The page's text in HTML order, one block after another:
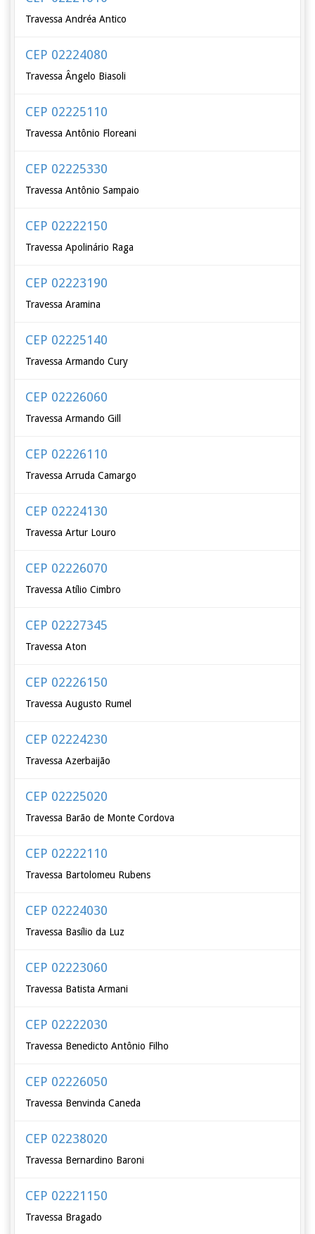
Travessa Andréa Antico
CEP 02224080
Travessa Ângelo Biasoli
CEP 02225110
Travessa Antônio Floreani
CEP 02225330
Travessa Antônio Sampaio
CEP 02222150
Travessa Apolinário Raga
CEP 02223190
Travessa Aramina
CEP 02225140
Travessa Armando Cury
CEP 02226060
Travessa Armando Gill
CEP 02226110
Travessa Arruda Camargo
CEP 02224130
Travessa Artur Louro
CEP 02226070
Travessa Atílio Cimbro
CEP 02227345
Travessa Aton
CEP 02226150
Travessa Augusto Rumel
CEP 02224230
Travessa Azerbaijão
CEP 02225020
Travessa Barão de Monte Cordova
CEP 02222110
Travessa Bartolomeu Rubens
CEP 02224030
Travessa Basílio da Luz
CEP 02223060
Travessa Batista Armani
CEP 02222030
Travessa Benedicto Antônio Filho
CEP 02226050
Travessa Benvinda Caneda
CEP 02238020
Travessa Bernardino Baroni
CEP 02221150
Travessa Bragado